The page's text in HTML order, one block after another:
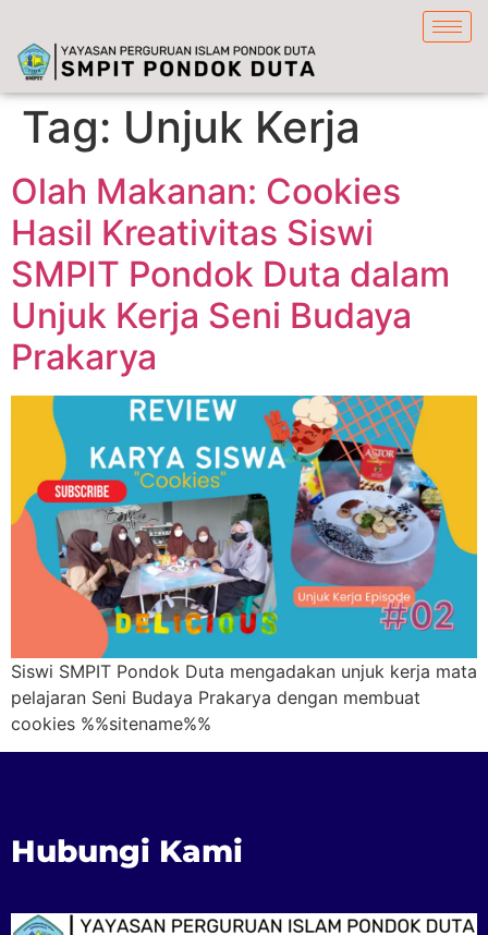
Tag: Unjuk Kerja
Olah Makanan: Cookies
Hasil Kreativitas Siswi
SMPIT Pondok Duta dalam
Unjuk Kerja Seni Budaya
Prakarya
Siswi SMPIT Pondok Duta mengadakan unjuk kerja mata
pelajaran Seni Budaya Prakarya dengan membuat
cookies %%sitename%%
Hubungi Kami